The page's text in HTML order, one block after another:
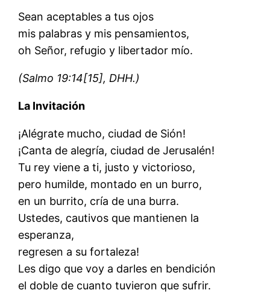
Sean aceptables a tus ojos
mis palabras y mis pensamientos,
oh Señor, refugio y libertador mío.
(Salmo 19:14[15], DHH.)
La Invitación
¡Alégrate mucho, ciudad de Sión!
¡Canta de alegría, ciudad de Jerusalén!
Tu rey viene a ti, justo y victorioso,
pero humilde, montado en un burro,
en un burrito, cría de una burra.
Ustedes, cautivos que mantienen la
esperanza,
regresen a su fortaleza!
Les digo que voy a darles en bendición
el doble de cuanto tuvieron que sufrir.